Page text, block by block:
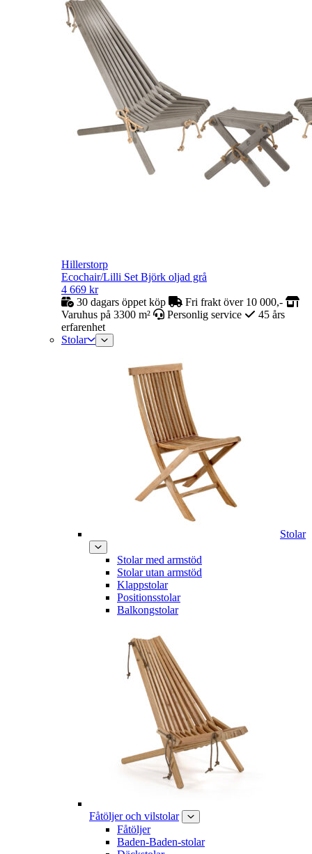
Hillerstorp
Ecochair/Lilli Set Björk oljad grå
4 669 kr
30 dagars öppet köp
Fri frakt över 10 000,-
Varuhus på 3300 m²
Personlig service
45 års
erfarenhet
Stolar
Stolar
Stolar med armstöd
Stolar utan armstöd
Klappstolar
Positionsstolar
Balkongstolar
Fåtöljer och vilstolar
Fåtöljer
Baden-Baden-stolar